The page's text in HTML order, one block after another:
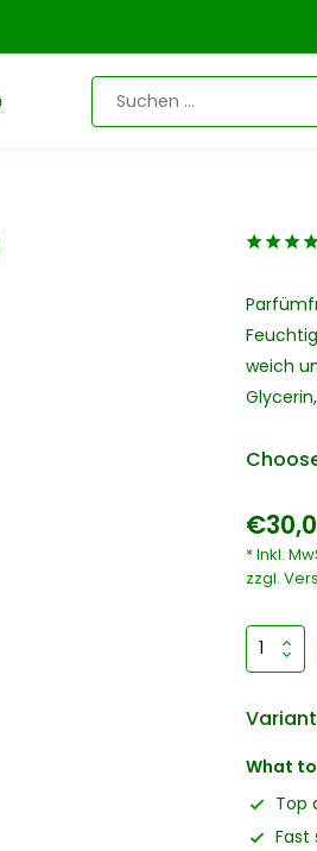
weich
* Inkl.
zzgl.
What
Top
Fast